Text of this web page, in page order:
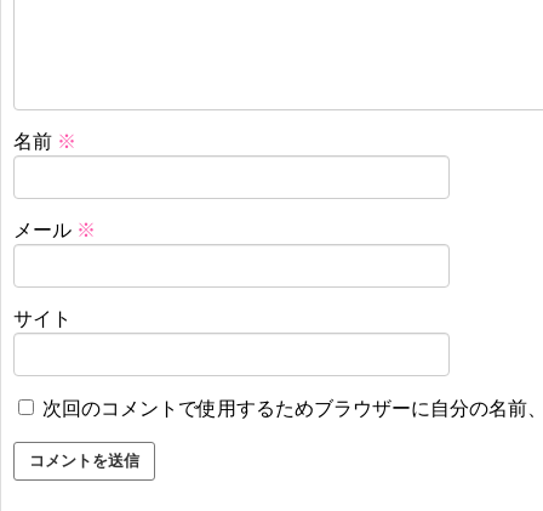
名前 ※
メール ※
サイト
次回のコメントで使用するためブラウザーに自分の名前